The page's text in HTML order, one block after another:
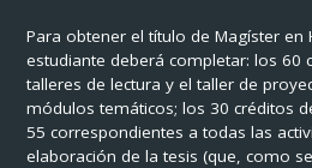
Para obtener el título de Magíster en
estudiante deberá completar: los 60
talleres de lectura y el taller de
módulos temáticos; los 30 créditos
55 correspondientes a todas las
elaboración de la tesis (que, como